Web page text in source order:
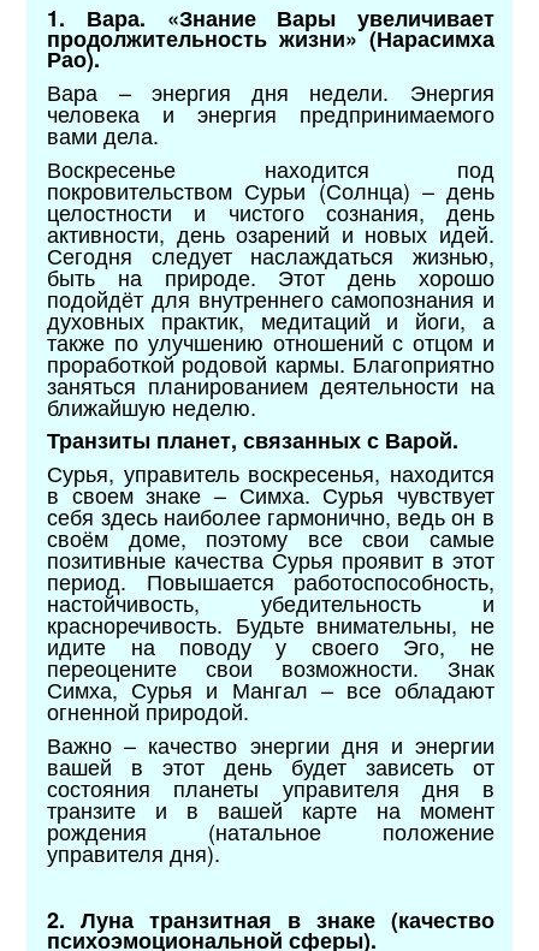
1. Вара. «Знание Вары увеличивает
продолжительность жизни» (Нарасимха
Рао).
Вара – энергия дня недели. Энергия
человека и энергия предпринимаемого
вами дела.
Воскресенье находится под
покровительством Сурьи (Солнца) – день
целостности и чистого сознания, день
активности, день озарений и новых идей.
Сегодня следует наслаждаться жизнью,
быть на природе. Этот день хорошо
подойдёт для внутреннего самопознания и
духовных практик, медитаций и йоги, а
также по улучшению отношений с отцом и
проработкой родовой кармы. Благоприятно
заняться планированием деятельности на
ближайшую неделю.
Транзиты планет, связанных с Варой.
Сурья, управитель воскресенья, находится
в своем знаке – Симха. Сурья чувствует
себя здесь наиболее гармонично, ведь он в
своём доме, поэтому все свои самые
позитивные качества Сурья проявит в этот
период. Повышается работоспособность,
настойчивость, убедительность и
красноречивость. Будьте внимательны, не
идите на поводу у своего Эго, не
переоцените свои возможности. Знак
Симха, Сурья и Мангал – все обладают
огненной природой.
Важно – качество энергии дня и энергии
вашей в этот день будет зависеть от
состояния планеты управителя дня в
транзите и в вашей карте на момент
рождения (натальное положение
управителя дня).
2. Луна транзитная в знаке (качество
психоэмоциональной сферы).